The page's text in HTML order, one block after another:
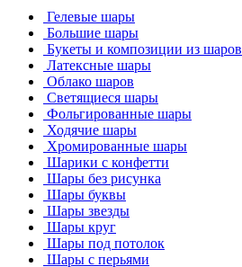
Гелевые шары
Большие шары
Букеты и композиции из шаров
Латексные шары
Облако шаров
Светящиеся шары
Фольгированные шары
Ходячие шары
Хромированные шары
Шарики с конфетти
Шары без рисунка
Шары буквы
Шары звезды
Шары круг
Шары под потолок
Шары с перьями